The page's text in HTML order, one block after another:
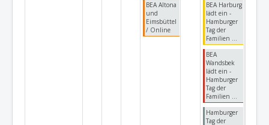
BEA Altona
und
Eimsbüttel
/ Online
BEA Harburg
lädt ein -
Hamburger
Tag der
Familien ...
BEA
Wandsbek
lädt ein -
Hamburger
Tag der
Familien ...
Hamburger
Tag der